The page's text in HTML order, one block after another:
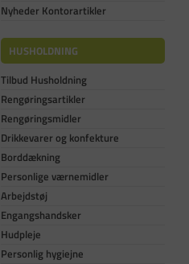
Nyheder Kontorartikler
HUSHOLDNING
Tilbud Husholdning
Rengøringsartikler
Rengøringsmidler
Drikkevarer og konfekture
Borddækning
Personlige værnemidler
Arbejdstøj
Engangshandsker
Hudpleje
Personlig hygiejne